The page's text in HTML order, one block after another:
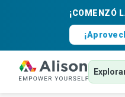
¡COMENZÓ